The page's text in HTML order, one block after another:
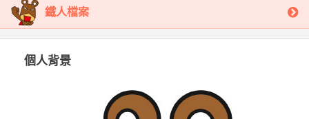
鐵人檔案
個人背景